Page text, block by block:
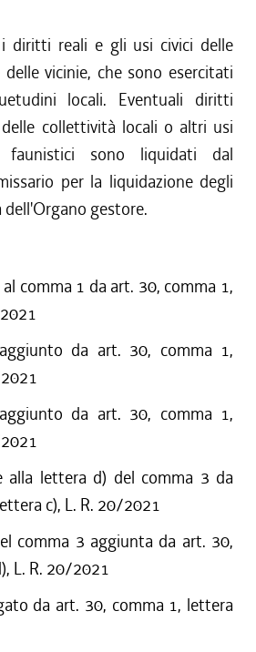
i diritti reali e gli usi civici delle
vicinie, che sono esercitati
locali. Eventuali diritti
delle collettività locali o altri usi
sono liquidati dal
per la liquidazione degli
dell'Organo gestore.
comma 1 da art. 30, comma 1,
da art. 30, comma 1,
da art. 30, comma 1,
alla lettera d) del comma 3 da
c), L. R. 20/2021
comma 3 aggiunta da art. 30,
L. R. 20/2021
da art. 30, comma 1, lettera